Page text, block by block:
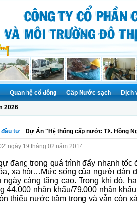
Quan hệ cổ đông Cấp Nước sạch Dịch
2026
đầu tư Dự Án "Hệ thống cấp nước TX. Hồng
ngày 19 tháng 02 năm 2014
đang trong quá trình đẩy nhanh
xã hội…Mức sống của người dân
ngày càng tăng cao. Trong khi đó,
44.000 nhân khẩu/79.000 nhân
thiếu nước trầm trọng và vẫn còn